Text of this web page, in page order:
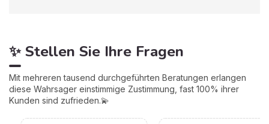
✨ Stellen Sie Ihre Fragen
Mit mehreren tausend durchgeführten Beratungen erlangen
diese Wahrsager einstimmige Zustimmung, fast 100% ihrer
Kunden sind zufrieden.💫